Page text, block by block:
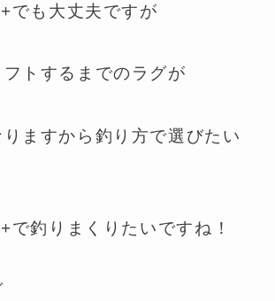
でも大丈夫ですが
トするまでのラグが
ますから釣り方で選びたい
で釣りまくりたいですね！